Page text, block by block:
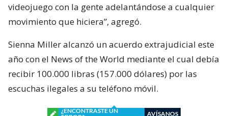
videojuego con la gente adelantándose a cualquier
movimiento que hiciera”, agregó.
Sienna Miller alcanzó un acuerdo extrajudicial este
año con el News of the World mediante el cual debía
recibir 100.000 libras (157.000 dólares) por las
escuchas ilegales a su teléfono móvil.
¿ENCONTRASTE UN
AVÍSANOS